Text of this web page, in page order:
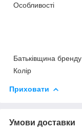
Особливості
Батьківщина бренду
Колір
Приховати
Умови доставки